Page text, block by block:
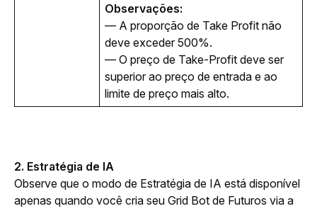
Observações:
— A proporção de Take Profit não
deve exceder 500%.
— O preço de Take-Profit deve ser
superior ao preço de entrada e ao
limite de preço mais alto.
2. Estratégia de IA
Observe que o modo de Estratégia de IA está disponível
apenas quando você cria seu Grid Bot de Futuros via a